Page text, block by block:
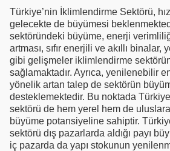
Türkiye’nin İklimlendirme Sektörü,
gelecekte de büyümesi
sektöründeki büyüme, enerji
artması, sıfır enerjili ve akıllı
gibi gelişmeler iklimlendirme
sağlamaktadır. Ayrıca, yenilenebilir
yönelik artan talep de sektörün
desteklemektedir. Bu noktada
sektörü de hem yerel hem de
büyüme potansiyeline sahiptir.
sektörü dış pazarlarda aldığı payı
iç pazarda da yapı stokunun